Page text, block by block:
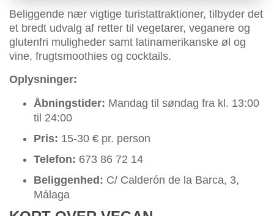
Beliggende nær vigtige turistattraktioner, tilbyder det
et bredt udvalg af retter til vegetarer, veganere og
glutenfri muligheder samt latinamerikanske øl og
vine, frugtsmoothies og cocktails.
Oplysninger:
Åbningstider: Mandag til søndag fra kl. 13:00
til 24:00
Pris: 15-30 € pr. person
Telefon: 673 86 72 14
Beliggenhed: C/ Calderón de la Barca, 3,
Málaga